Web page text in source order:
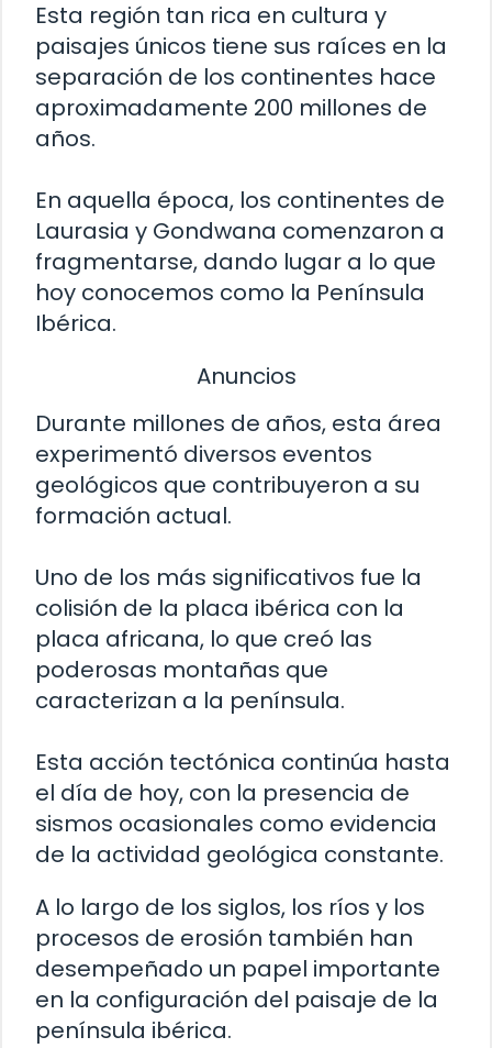
Esta región tan rica en cultura y
paisajes únicos tiene sus raíces en la
separación de los continentes hace
aproximadamente 200 millones de
años.
En aquella época, los continentes de
Laurasia y Gondwana comenzaron a
fragmentarse, dando lugar a lo que
hoy conocemos como la Península
Ibérica.
Anuncios
Durante millones de años, esta área
experimentó diversos eventos
geológicos que contribuyeron a su
formación actual.
Uno de los más significativos fue la
colisión de la placa ibérica con la
placa africana, lo que creó las
poderosas montañas que
caracterizan a la península.
Esta acción tectónica continúa hasta
el día de hoy, con la presencia de
sismos ocasionales como evidencia
de la actividad geológica constante.
A lo largo de los siglos, los ríos y los
procesos de erosión también han
desempeñado un papel importante
en la configuración del paisaje de la
península ibérica.